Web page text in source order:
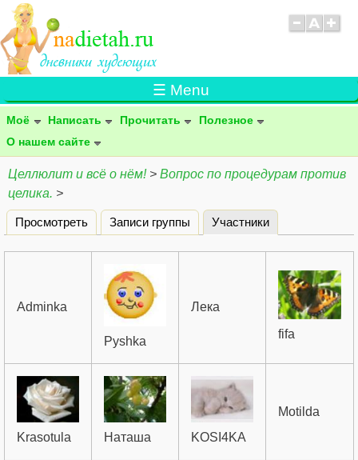
☰ Menu
Моё Написать Прочитать
Полезное
О нашем сайте
Целлюлит и всё о нём!> Вопрос по процедурам против
целика. >
Главные вкладки
Просмотреть Записи группы Участники
Adminka
Pyshka
Лека
fifa
Krasotula Наташа KOSI4KA
Motilda